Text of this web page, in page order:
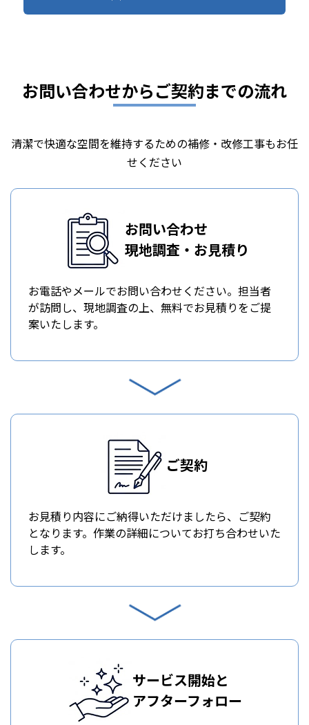
お問い合わせからご契約までの流れ
清潔で快適な空間を維持するための補修・改修工事もお任
せください
お問い合わせ
現地調査・お見積り
お電話やメールでお問い合わせください。担当者
が訪問し、現地調査の上、無料でお見積りをご提
案いたします。
ご契約
お見積り内容にご納得いただけましたら、ご契約
となります。作業の詳細についてお打ち合わせいた
します。
サービス開始と
アフターフォロー